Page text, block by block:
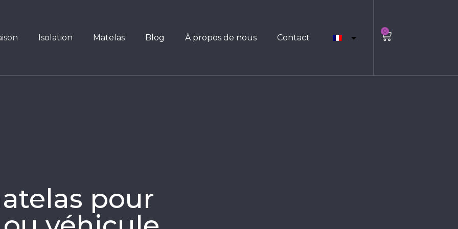
Isolation Matelas Blog À propos de nous Contact
0
pour